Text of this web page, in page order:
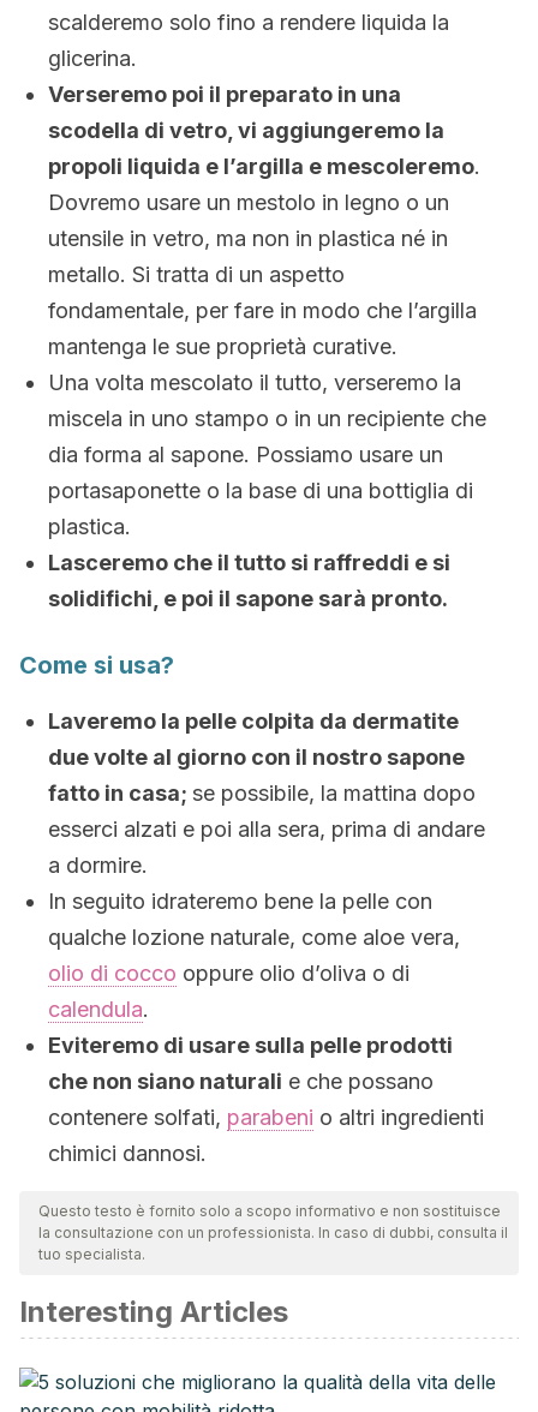
scalderemo solo fino a rendere liquida la
glicerina.
Verseremo poi il preparato in una
scodella di vetro, vi aggiungeremo la
propoli liquida e l’argilla e mescoleremo.
Dovremo usare un mestolo in legno o un
utensile in vetro, ma non in plastica né in
metallo. Si tratta di un aspetto
fondamentale, per fare in modo che l’argilla
mantenga le sue proprietà curative.
Una volta mescolato il tutto, verseremo la
miscela in uno stampo o in un recipiente che
dia forma al sapone. Possiamo usare un
portasaponette o la base di una bottiglia di
plastica.
Lasceremo che il tutto si raffreddi e si
solidifichi, e poi il sapone sarà pronto.
Come si usa?
Laveremo la pelle colpita da dermatite
due volte al giorno con il nostro sapone
fatto in casa; se possibile, la mattina dopo
esserci alzati e poi alla sera, prima di andare
a dormire.
In seguito idrateremo bene la pelle con
qualche lozione naturale, come aloe vera,
olio di cocco oppure olio d’oliva o di
calendula.
Eviteremo di usare sulla pelle prodotti
che non siano naturali e che possano
contenere solfati, parabeni o altri ingredienti
chimici dannosi.
Questo testo è fornito solo a scopo informativo e non sostituisce
la consultazione con un professionista. In caso di dubbi, consulta il
tuo specialista.
Interesting Articles